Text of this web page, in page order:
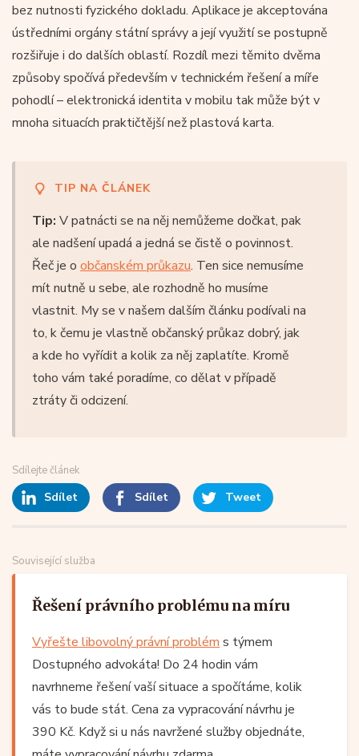
bez nutnosti fyzického dokladu. Aplikace je akceptována
ústředními orgány státní správy a její využití se postupně
rozšiřuje i do dalších oblastí. Rozdíl mezi těmito dvěma
způsoby spočívá především v technickém řešení a míře
pohodlí – elektronická identita v mobilu tak může být v
mnoha situacích praktičtější než plastová karta.
TIP NA ČLÁNEK
Tip: V patnácti se na něj nemůžeme dočkat, pak
ale nadšení upadá a jedná se čistě o povinnost.
Řeč je o občanském průkazu. Ten sice nemusíme
mít nutně u sebe, ale rozhodně ho musíme
vlastnit. My se v našem dalším článku podívali na
to, k čemu je vlastně občanský průkaz dobrý, jak
a kde ho vyřídit a kolik za něj zaplatíte. Kromě
toho vám také poradíme, co dělat v případě
ztráty či odcizení.
Sdílejte článek
Sdílet Sdílet Tweet
Související služba
Řešení právního problému na míru
Vyřešte libovolný právní problém s týmem
Dostupného advokáta! Do 24 hodin vám
navrhneme řešení vaší situace a spočítáme, kolik
vás to bude stát. Cena za vypracování návrhu je
390 Kč. Když si u nás navržené služby objednáte,